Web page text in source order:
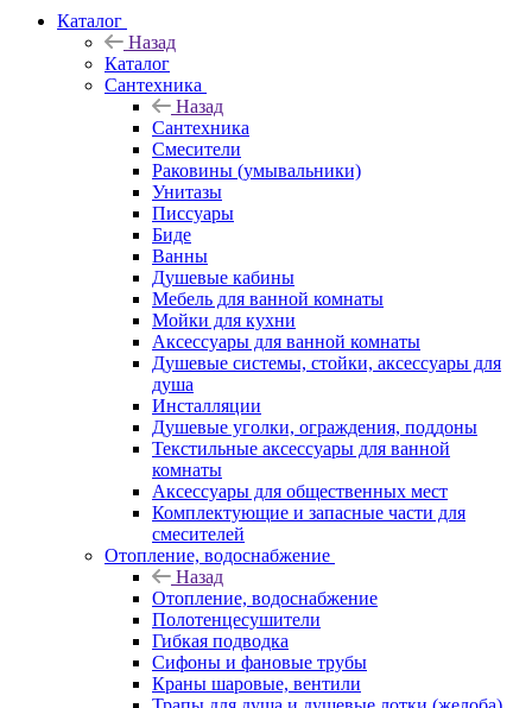
Каталог
Назад
Каталог
Сантехника
Назад
Сантехника
Смесители
Раковины (умывальники)
Унитазы
Писсуары
Биде
Ванны
Душевые кабины
Мебель для ванной комнаты
Мойки для кухни
Аксессуары для ванной комнаты
Душевые системы, стойки, аксессуары для
душа
Инсталляции
Душевые уголки, ограждения, поддоны
Текстильные аксессуары для ванной
комнаты
Аксессуары для общественных мест
Комплектующие и запасные части для
смесителей
Отопление, водоснабжение
Назад
Отопление, водоснабжение
Полотенцесушители
Гибкая подводка
Сифоны и фановые трубы
Краны шаровые, вентили